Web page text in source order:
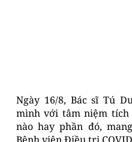
Ngày 16/8, Bác sĩ Tú
mình với tâm niệm
nào hay phần đó,